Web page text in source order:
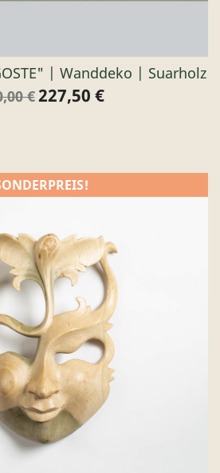
| Wanddeko | Suarholz
€ Preis
227,50 €